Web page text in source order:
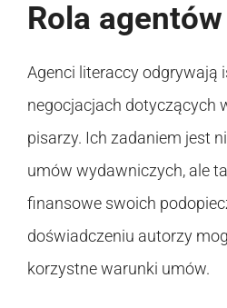
Rola
Agenci literaccy odgrywają
negocjacjach dotyczących
pisarzy. Ich zadaniem jest
umów wydawniczych, ale
finansowe swoich
doświadczeniu autorzy
korzystne warunki umów.